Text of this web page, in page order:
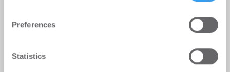
Find out more about how your personal data is processed
and set your preferences in the
We use cookies to personalise content and ads, to
provide social media features and to analyse our traffic.
Preferences
Statistics